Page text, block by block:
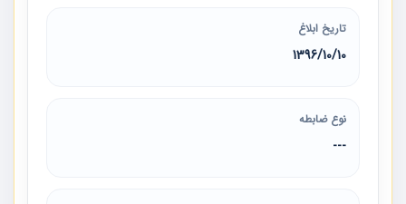
تاریخ ابلاغ
1396/10/10
نوع ضابطه
---